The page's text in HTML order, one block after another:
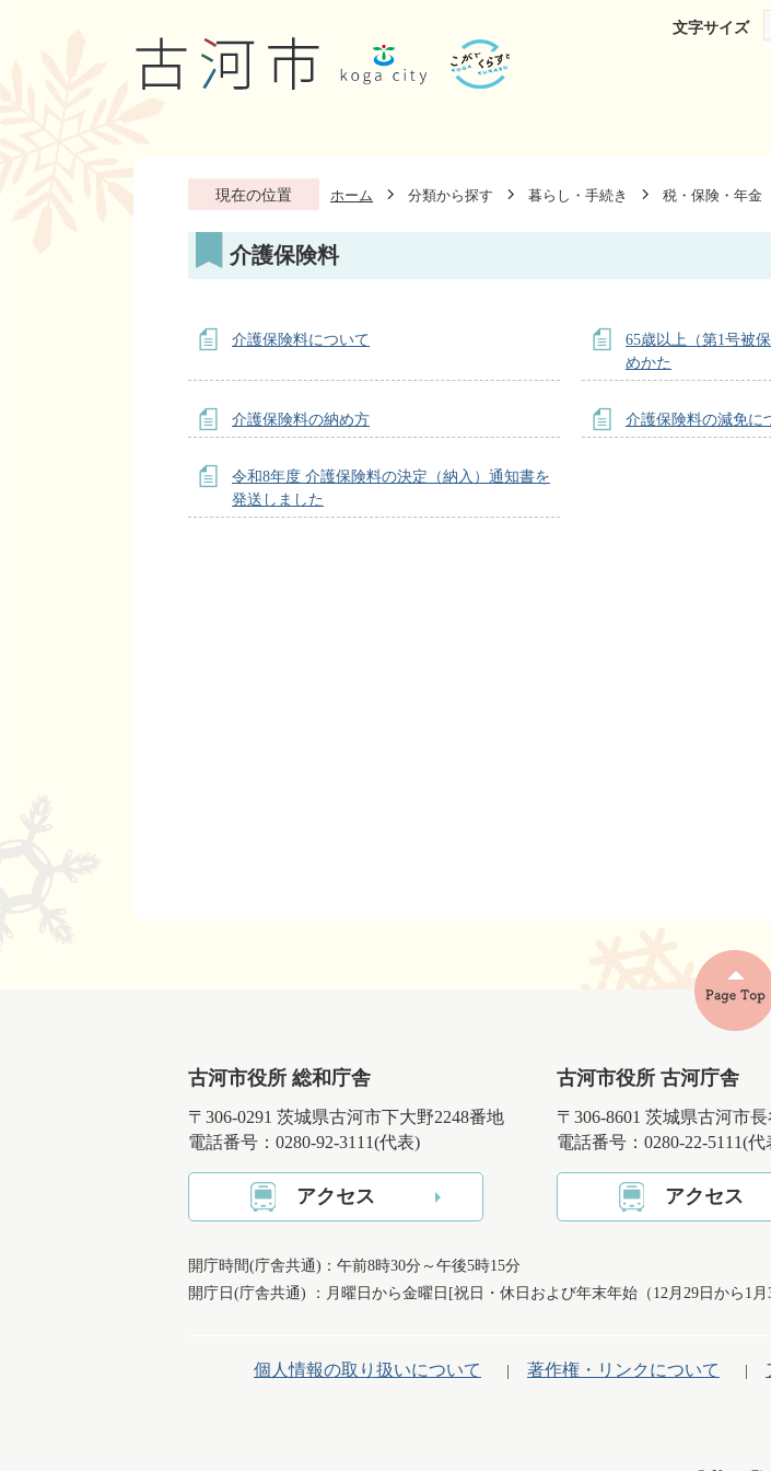
文字サイズ
現在の位置 ホーム 分類から探す 暮らし・手続き 税・保険・年金
介護保険料
介護保険料について
65歳以上（第1号被
めかた
介護保険料の納め方 介護保険料の減免に
令和8年度 介護保険料の決定（納入）通知書を
発送しました
古河市役所 総和庁舎
〒306-0291 茨城県古河市下大野2248番地
電話番号：0280-92-3111(代表)
アクセス
古河市役所 古河庁舎
〒306-8601 茨城県古河市
電話番号：0280-22-5111(代
アクセス
開庁時間(庁舎共通)：午前8時30分～午後5時15分
開庁日(庁舎共通) ：月曜日から金曜日[祝日・休日および年末年始（12月29日から1
個人情報の取り扱いについて 著作権・リンクについて